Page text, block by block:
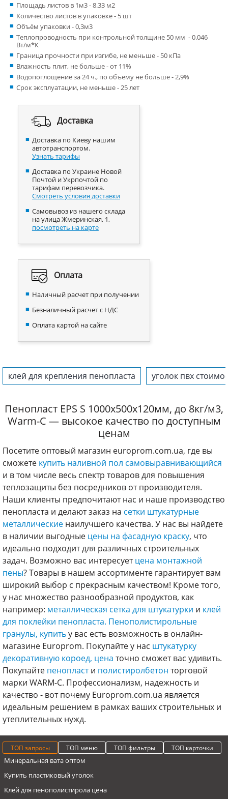
Площадь листов в 1м3 - 8.33 м2
Количество листов в упаковке - 5 шт
Объём упаковки - 0,3м3
Теплопроводность при контрольной толщине 50 мм - 0.046
Вт/м*К
Граница прочности при изгибе, не меньше - 50 кПа
Влажность плит, не больше - от 11%
Водопоглощение за 24 ч., по объему не больше - 2,9%
Срок эксплуатации, не меньше - 25 лет
Доставка
Доставка по Киеву нашим
автотранспортом.
Узнать тарифы
Доставка по Украине Новой
Почтой и Укрпочтой по
тарифам перевозчика.
Смотреть условия доставки
Самовывоз из нашего склада
на улица Жмеринская, 1,
посмотреть на карте
Оплата
Наличный расчет при получении
Безналичный расчет с НДС
Оплата картой на сайте
клей для крепления пенопласта уголок пвх
Пенопласт EPS S 1000х500х120мм, до 8кг/м3,
Warm-C — высокое качество по доступным
ценам
Посетите оптовый магазин europrom.com.ua, где вы
сможете купить наливной пол самовыравнивающийся
и в том числе весь спектр товаров для повышения
теплозащиты без посредников от производителя.
Наши клиенты предпочитают нас и наше производство
пенопласта и делают заказ на сетки штукатурные
металлические наилучшего качества. У нас вы найдете
в наличии выгодные цены на фасадную краску, что
идеально подходит для различных строительных
задач. Возможно вас интересуетцена монтажной
пены? Товары в нашем ассортименте гарантирует вам
широкий выбор с прекрасным качеством! Кроме того,
у нас множество разнообразной продуктов, как
например: металлическая сетка для штукатурки и клей
для поклейки пенопласта. Пенополистирольные
гранулы, купитьу вас есть возможность в онлайн-
магазине Europrom. Покупайте у нас штукатурку
декоративную короед, цена точно сможет вас удивить.
Покупайте пенопласти полистиролбетон торговой
марки WARM-C. Профессионализм, надежность и
качество - вот почему Europrom.com.ua является
идеальным решением в рамках ваших строительных и
утеплительных нужд.
ТОП запросы ТОП меню ТОП фильтры ТОП карточки
Минеральная вата оптом
Купить пластиковый уголок
Клей для пенополистирола цена